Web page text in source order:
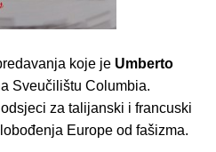
koje je Umberto
Sveučilištu Columbia.
za talijanski i francuski
Europe od fašizma.